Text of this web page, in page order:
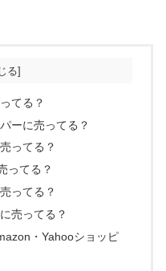
てる？
ーに売ってる？
ってる？
ってる？
ってる？
売ってる？
・Yahooショッピ